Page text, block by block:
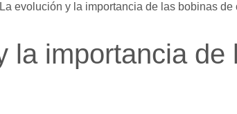
La evolución y la importancia de las bobinas de
la importancia